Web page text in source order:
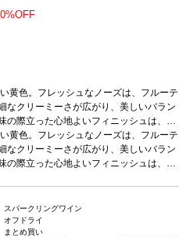
黄色。フレッシュなノーズは、フルーテ
なクリーミーさが広がり、美しいバラン
の際立った心地よいフィニッシュは、ほ
カクテルやアペリティフに最適葡萄品
ニヨン・ブラン
黄色。フレッシュなノーズは、フルーテ
なクリーミーさが広がり、美しいバラン
の際立った心地よいフィニッシュは、ほ
スパークリングワイン
オフドライ
まとめ買い